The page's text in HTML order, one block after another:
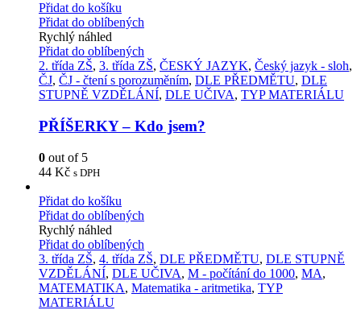
Přidat do košíku
Přidat do oblíbených
Rychlý náhled
Přidat do oblíbených
2. třída ZŠ, 3. třída ZŠ, ČESKÝ JAZYK, Český jazyk - sloh,
ČJ, ČJ - čtení s porozuměním, DLE PŘEDMĚTU, DLE
STUPNĚ VZDĚLÁNÍ, DLE UČIVA, TYP MATERIÁLU
PŘÍŠERKY – Kdo jsem?
0 out of 5
44 Kč s DPH
Přidat do košíku
Přidat do oblíbených
Rychlý náhled
Přidat do oblíbených
3. třída ZŠ, 4. třída ZŠ, DLE PŘEDMĚTU, DLE STUPNĚ
VZDĚLÁNÍ, DLE UČIVA, M - počítání do 1000, MA,
MATEMATIKA, Matematika - aritmetika, TYP
MATERIÁLU